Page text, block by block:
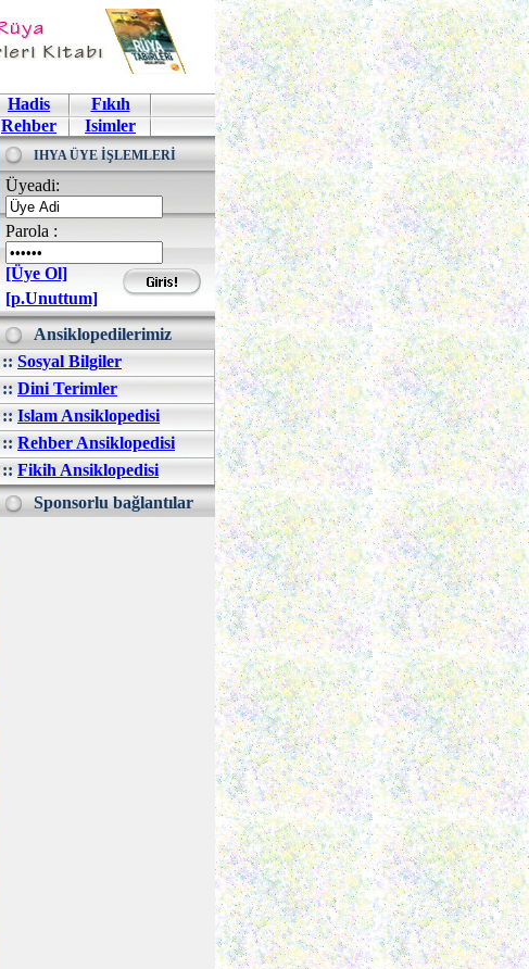
Hadis
Fıkıh
Rehber Isimler
IHYA ÜYE İŞLEMLERİ
Üyeadi:
Parola :
[Üye Ol]
[p.Unuttum]
Ansiklopedilerimiz
:: Sosyal Bilgiler
:: Dini Terimler
:: Islam Ansiklopedisi
:: Rehber Ansiklopedisi
:: Fikih Ansiklopedisi
Sponsorlu bağlantılar